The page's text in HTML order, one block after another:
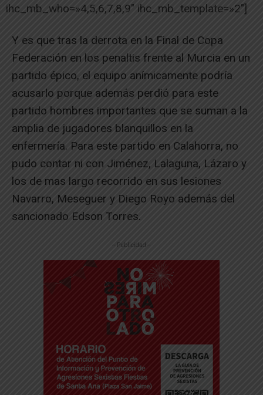
ihc_mb_who=»4,5,6,7,8,9″ ihc_mb_template=»2″]
Y es que tras la derrota en la Final de Copa
Federación en los penaltis frente al Murcia en un
partido épico, el equipo anímicamente podría
acusarlo porque además perdió para este
partido hombres importantes que se suman a la
amplia de jugadores blanquillos en la
enfermería. Para este partido en Calahorra, no
pudo contar ni con Jiménez, Lalaguna, Lázaro y
los de mas largo recorrido en sus lesiones
Navarro, Meseguer y Diego Royo además del
sancionado Edson Torres.
-- Publicidad --